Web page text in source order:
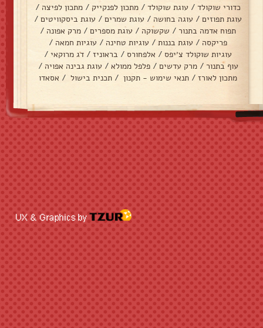
כדורי שוקולד / עוגת שוקולד / מתכון לפנקייק / מתכון לפיצה /
עוגת תפוזים / עוגה בחושה / עוגת שמרים / עוגת ביסקוויטים /
תפוח אדמה בתנור / שקשוקה / עוגת מספרים / מרק אפונה /
פריקסה / עוגת בננות / עוגיות טחינה / עוגיות חמאה /
עוגיות שוקולד צ׳יפס / אלפחורס / בראוניז / דג מרוקאי /
עוף בתנור / מרק עדשים / פלפל ממולא / עוגת גבינה אפויה /
מתכון לאורז / תנאי שימוש - תקנון / תכנית בישול / אסאדו